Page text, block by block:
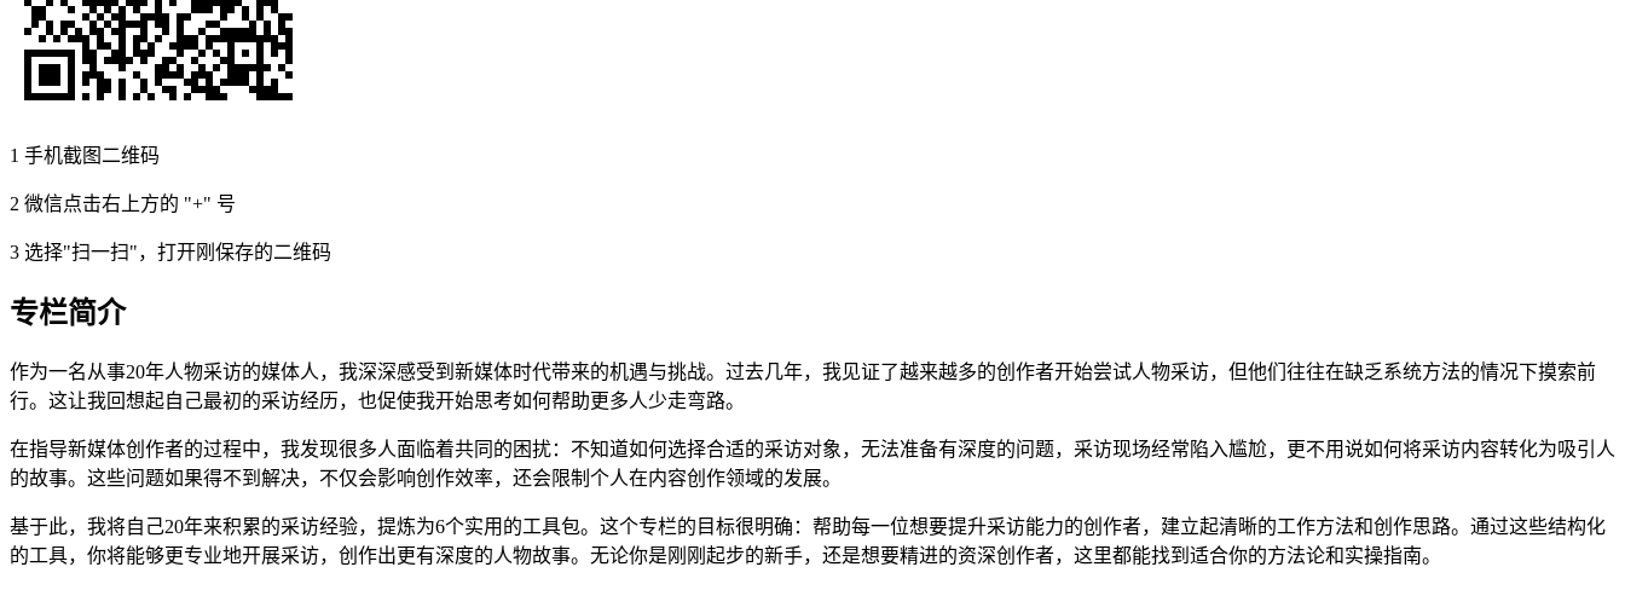
1 手机截图二维码
2 微信点击右上方的 "+" 号
3 选择"扫一扫"，打开刚保存的二维码
专栏简介
作为一名从事20年人物采访的媒体人，我深深感受到新媒体时代带来的机遇与挑战。过去几年，我见证了越来越多的创作者开始尝试人物采访，但他们往往在缺乏系统方法的情况下摸索前
行。这让我回想起自己最初的采访经历，也促使我开始思考如何帮助更多人少走弯路。
在指导新媒体创作者的过程中，我发现很多人面临着共同的困扰：不知道如何选择合适的采访对象，无法准备有深度的问题，采访现场经常陷入尴尬，更不用说如何将采访内容转化为吸引人
的故事。这些问题如果得不到解决，不仅会影响创作效率，还会限制个人在内容创作领域的发展。
基于此，我将自己20年来积累的采访经验，提炼为6个实用的工具包。这个专栏的目标很明确：帮助每一位想要提升采访能力的创作者，建立起清晰的工作方法和创作思路。通过这些结构化
的工具，你将能够更专业地开展采访，创作出更有深度的人物故事。无论你是刚刚起步的新手，还是想要精进的资深创作者，这里都能找到适合你的方法论和实操指南。